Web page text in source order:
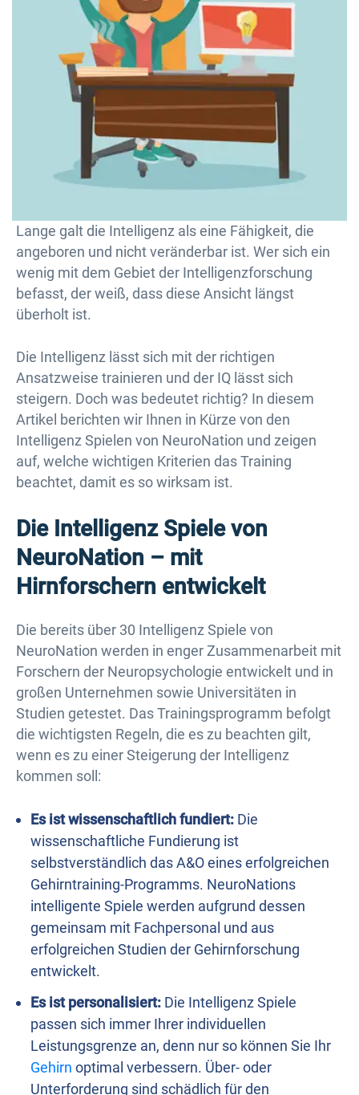
Lange galt die Intelligenz als eine Fähigkeit, die
angeboren und nicht veränderbar ist. Wer sich ein
wenig mit dem Gebiet der Intelligenzforschung
befasst, der weiß, dass diese Ansicht längst
überholt ist.
Die Intelligenz lässt sich mit der richtigen
Ansatzweise trainieren und der IQ lässt sich
steigern. Doch was bedeutet richtig? In diesem
Artikel berichten wir Ihnen in Kürze von den
Intelligenz Spielen von NeuroNation und zeigen
auf, welche wichtigen Kriterien das Training
beachtet, damit es so wirksam ist.
Die Intelligenz Spiele von
NeuroNation – mit
Hirnforschern entwickelt
Die bereits über 30 Intelligenz Spiele von
NeuroNation werden in enger Zusammenarbeit mit
Forschern der Neuropsychologie entwickelt und in
großen Unternehmen sowie Universitäten in
Studien getestet. Das Trainingsprogramm befolgt
die wichtigsten Regeln, die es zu beachten gilt,
wenn es zu einer Steigerung der Intelligenz
kommen soll:
Es ist wissenschaftlich fundiert: Die
wissenschaftliche Fundierung ist
selbstverständlich das A&O eines erfolgreichen
Gehirntraining-Programms. NeuroNations
intelligente Spiele werden aufgrund dessen
gemeinsam mit Fachpersonal und aus
erfolgreichen Studien der Gehirnforschung
entwickelt.
Es ist personalisiert: Die Intelligenz Spiele
passen sich immer Ihrer individuellen
Leistungsgrenze an, denn nur so können Sie Ihr
Gehirn optimal verbessern. Über- oder
Unterforderung sind schädlich für den